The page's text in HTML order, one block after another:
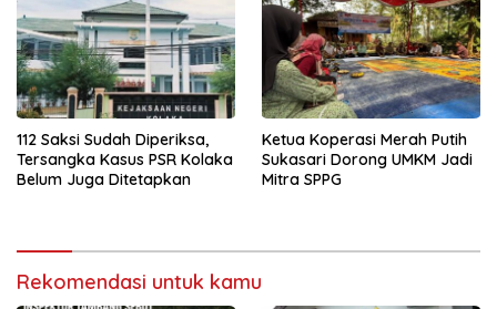
112 Saksi Sudah Diperiksa,
Tersangka Kasus PSR Kolaka
Belum Juga Ditetapkan
Ketua Koperasi Merah Putih
Sukasari Dorong UMKM Jadi
Mitra SPPG
Rekomendasi untuk kamu